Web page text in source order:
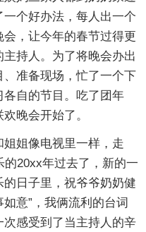
个好办法，每人出一个
，让今年的春节过得更
持人。为了将晚会办出
准备现场，忙了一个下
自的节目。吃了团年
晚会开始了。
姐像电视里一样，走
的20xx年过去了，新的一
日子里，祝爷爷奶奶健
意”，我俩流利的台词
感受到了当主持人的辛